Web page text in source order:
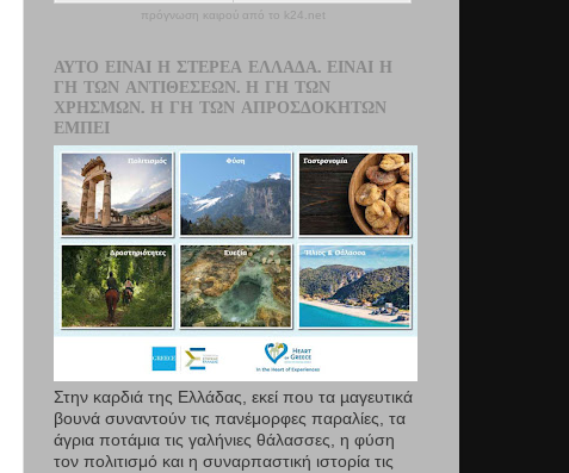
πρόγνωση καιρού από το k24.net
ΑΥΤΌ ΕΊΝΑΙ Η ΣΤΕΡΕΆ ΕΛΛΆΔΑ. ΕΊΝΑΙ Η
ΓΗ ΤΩΝ ΑΝΤΙΘΈΣΕΩΝ. Η ΓΗ ΤΩΝ
ΧΡΗΣΜΏΝ. Η ΓΗ ΤΩΝ ΑΠΡΟΣΔΌΚΗΤΩΝ
ΕΜΠΕΙ
Στην καρδιά της Ελλάδας, εκεί που τα µαγευτικά
βουνά συναντούν τις πανέμορφες παραλίες, τα
άγρια ποτάμια τις γαλήνιες θάλασσες, η φύση
τον πολιτισμό και η συναρπαστική ιστορία τις